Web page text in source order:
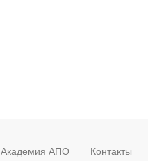
Академия АПО Контакты